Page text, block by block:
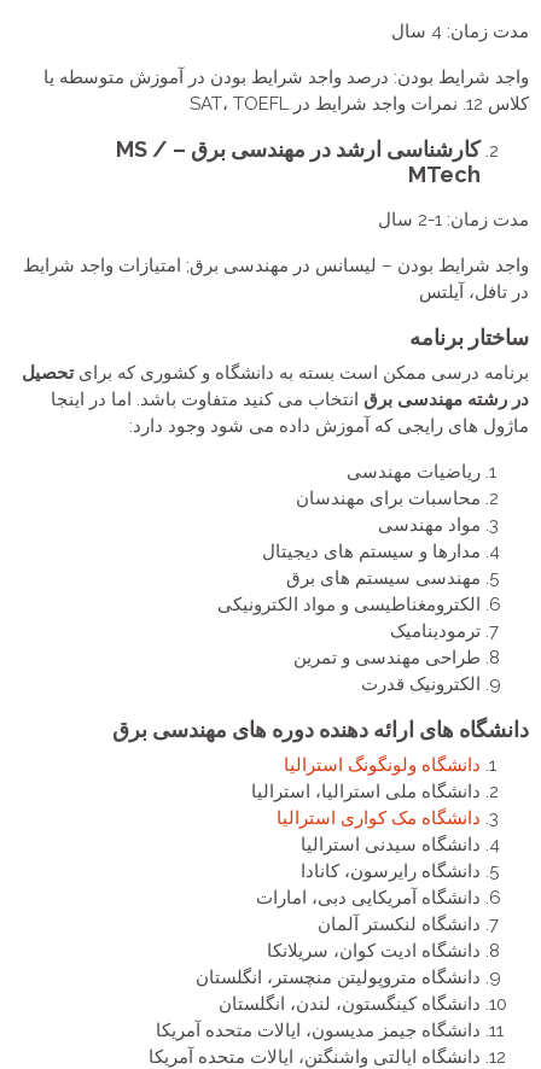
مدت زمان: 4 سال
واجد شرایط بودن: درصد واجد شرایط بودن در آموزش متوسطه یا
کلاس 12. نمرات واجد شرایط در SAT، TOEFL
کارشناسی ارشد در مهندسی برق – MS /
MTech
مدت زمان: 1-2 سال
واجد شرایط بودن – لیسانس در مهندسی برق; امتیازات واجد شرایط
در تافل، آیلتس
ساختار برنامه
برنامه درسی ممکن است بسته به دانشگاه و کشوری که برای تحصیل
در رشته مهندسی برقانتخاب می کنید متفاوت باشد. اما در اینجا
ماژول های رایجی که آموزش داده می شود وجود دارد:
ریاضیات مهندسی
محاسبات برای مهندسان
مواد مهندسی
مدارها و سیستم های دیجیتال
مهندسی سیستم های برق
الکترومغناطیسی و مواد الکترونیکی
ترمودینامیک
طراحی مهندسی و تمرین
الکترونیک قدرت
دانشگاه های ارائه دهنده دوره های مهندسی برق
دانشگاه ولونگونگ استرالیا
دانشگاه ملی استرالیا، استرالیا
دانشگاه مک کواری استرالیا
دانشگاه سیدنی استرالیا
دانشگاه رایرسون، کانادا
دانشگاه آمریکایی دبی، امارات
دانشگاه لنکستر آلمان
دانشگاه ادیت کوان، سریلانکا
دانشگاه متروپولیتن منچستر، انگلستان
دانشگاه کینگستون، لندن، انگلستان
دانشگاه جیمز مدیسون، ایالات متحده آمریکا
دانشگاه ایالتی واشنگتن، ایالات متحده آمریکا